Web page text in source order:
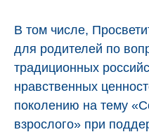
В том числе,
для родителей по
традиционных
нравственных
поколению на тему
взрослого» при